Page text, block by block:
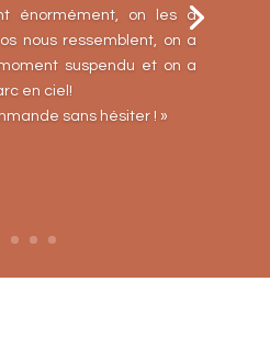
énormément, on les a
nous ressemblent, on a
suspendu et on a
en ciel!
sans hésiter ! »